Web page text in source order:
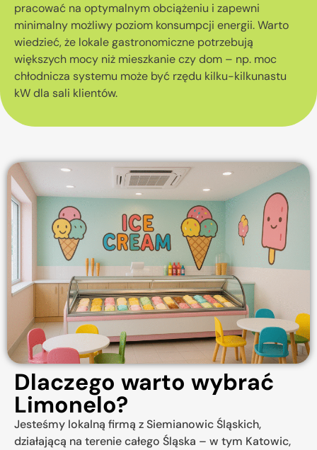
pracować na optymalnym obciążeniu i zapewni
minimalny możliwy poziom konsumpcji energii. Warto
wiedzieć, że lokale gastronomiczne potrzebują
większych mocy niż mieszkanie czy dom – np. moc
chłodnicza systemu może być rzędu kilku-kilkunastu
kW dla sali klientów.
Dlaczego warto wybrać
Limonelo?
Jesteśmy lokalną firmą z Siemianowic Śląskich,
działającą na terenie całego Śląska – w tym Katowic,